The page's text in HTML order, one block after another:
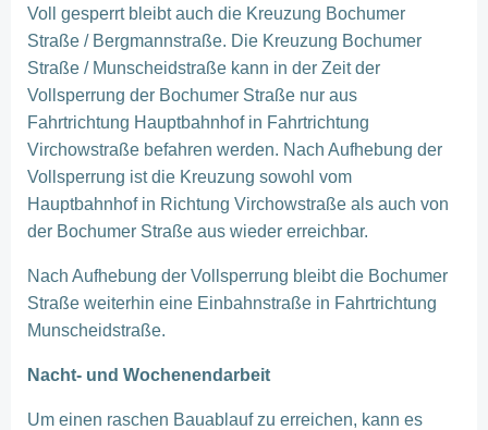
Voll gesperrt bleibt auch die Kreuzung Bochumer
Straße / Bergmannstraße. Die Kreuzung Bochumer
Straße / Munscheidstraße kann in der Zeit der
Vollsperrung der Bochumer Straße nur aus
Fahrtrichtung Hauptbahnhof in Fahrtrichtung
Virchowstraße befahren werden. Nach Aufhebung der
Vollsperrung ist die Kreuzung sowohl vom
Hauptbahnhof in Richtung Virchowstraße als auch von
der Bochumer Straße aus wieder erreichbar.
Nach Aufhebung der Vollsperrung bleibt die Bochumer
Straße weiterhin eine Einbahnstraße in Fahrtrichtung
Munscheidstraße.
Nacht- und Wochenendarbeit
Um einen raschen Bauablauf zu erreichen, kann es